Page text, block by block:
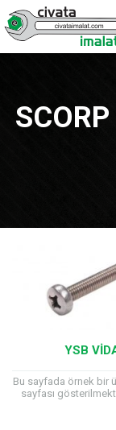
YSB
Bu sayfada örnek bir
sayfası